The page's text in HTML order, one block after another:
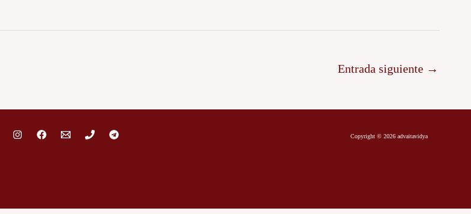
Entrada siguiente →
Copyright © 2026 advaitavidya